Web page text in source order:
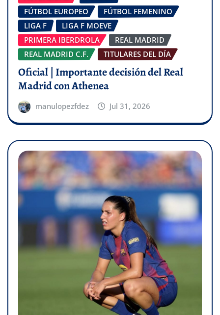
FÚTBOL EUROPEO
FÚTBOL FEMENINO
LIGA F
LIGA F MOEVE
PRIMERA IBERDROLA
REAL MADRID
REAL MADRID C.F.
TITULARES DEL DÍA
Oficial | Importante decisión del Real
Madrid con Athenea
manulopezfdez Jul 31, 2026